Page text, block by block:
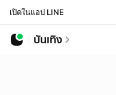
เปิดในแอป LINE
บันเทิง